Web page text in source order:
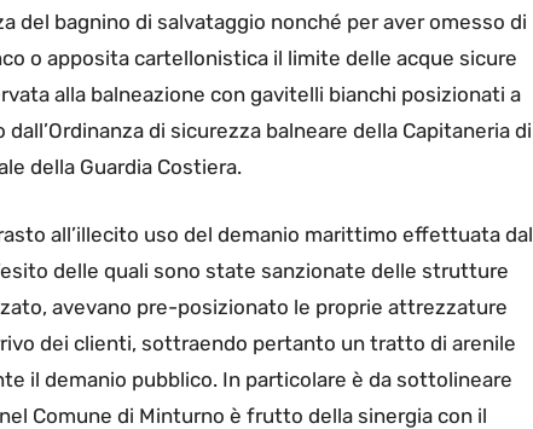
del bagnino di salvataggio nonché per aver omesso di
o apposita cartellonistica il limite delle acque sicure
alla balneazione con gavitelli bianchi posizionati a
di sicurezza balneare della Capitaneria di
della Guardia Costiera.
all’illecito uso del demanio marittimo effettuata dal
delle quali sono state sanzionate delle strutture
avevano pre-posizionato le proprie attrezzature
dei clienti, sottraendo pertanto un tratto di arenile
il demanio pubblico. In particolare è da sottolineare
Comune di Minturno è frutto della sinergia con il